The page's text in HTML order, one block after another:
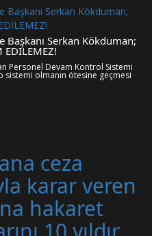
Başkanı Serkan Kökduman;
EDİLEMEZ!
Personel Devam Kontrol Sistemi
sistemi olmanın ötesine geçmesi
ceza
karar veren
hakaret